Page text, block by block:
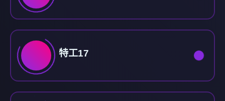
特工17